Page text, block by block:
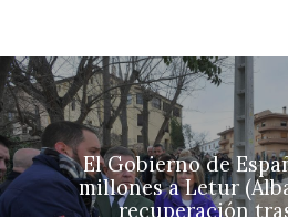
El Gobierno de
millones a Letur
recuperación